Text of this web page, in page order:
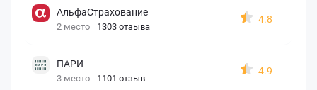
АльфаСтрахование
2 место 1303 отзыва
4.8
ПАРИ
3 место 1101 отзыв
4.9